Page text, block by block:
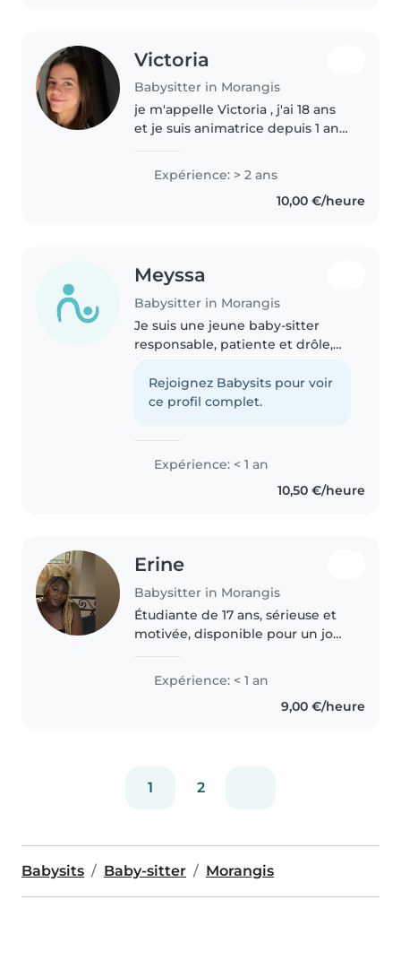
Victoria
Babysitter in Morangis
je m'appelle Victoria , j'ai 18 ans
et je suis animatrice depuis 1 ans
vacances scolaire et parfois les
mercredi pour m'occuper de
Expérience: > 2 ans
10,00 €/heure
Meyssa
Babysitter in Morangis
Je suis une jeune baby-sitter
responsable, patiente et drôle,
enfants en bas âge.
Expérimentée avec les enfants
Rejoignez Babysits pour voir
ce profil complet.
Expérience: < 1 an
10,50 €/heure
Erine
Babysitter in Morangis
Étudiante de 17 ans, sérieuse et
motivée, disponible pour un job
pendant les vacances.
Expérience: < 1 an
9,00 €/heure
1 2
Babysits Baby-sitter Morangis